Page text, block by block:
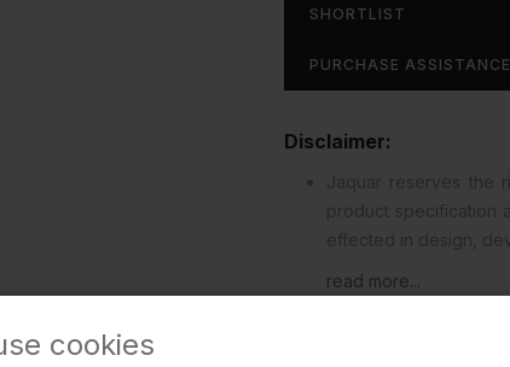
cookies
SHORTLIST
PURCHASE ASSISTANCE
Disclaimer:
read more...